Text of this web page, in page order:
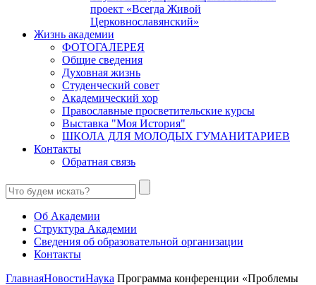
проект «Всегда Живой
Церковнославянский»
Жизнь академии
ФОТОГАЛЕРЕЯ
Общие сведения
Духовная жизнь
Студенческий совет
Академический хор
Православные просветительские курсы
Выставка "Моя История"
ШКОЛА ДЛЯ МОЛОДЫХ ГУМАНИТАРИЕВ
Контакты
Обратная связь
Об Академии
Структура Академии
Сведения об образовательной организации
Контакты
ГлавнаяНовостиНаука Программа конференции «Проблемы